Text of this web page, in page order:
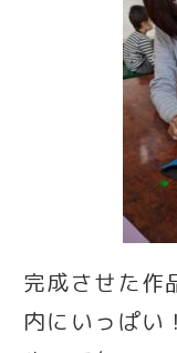
完成させた作
内にいっぱい